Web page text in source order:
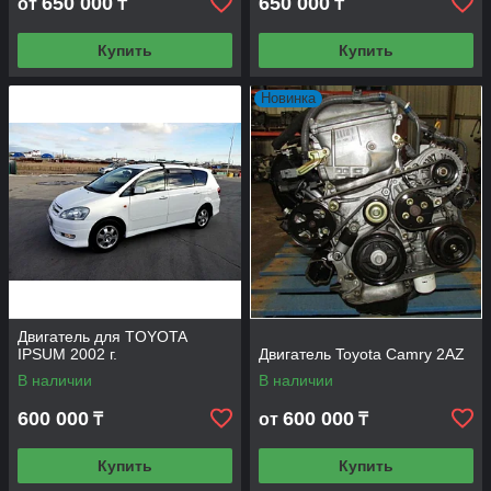
П
т
ы
р
е
г
у
л
и
р
о
,
т
от ₸
Купить
₸
Купить
Двигатель для TOYOTA
IPSUM 2002 г.
В наличии
600 000 ₸
Купить
Новинка
Двигатель Toyota Camry 2AZ
В наличии
от 600 000 ₸
Купить